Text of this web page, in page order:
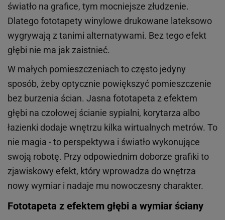
światło na grafice, tym mocniejsze złudzenie.
Dlatego fototapety winylowe drukowane lateksowo
wygrywają z tanimi alternatywami. Bez tego efekt
głębi nie ma jak zaistnieć.
W małych pomieszczeniach to często jedyny
sposób, żeby optycznie powiększyć pomieszczenie
bez burzenia ścian. Jasna fototapeta z efektem
głębi na czołowej ścianie sypialni, korytarza albo
łazienki dodaje wnętrzu kilka wirtualnych metrów. To
nie magia - to perspektywa i światło wykonujące
swoją robotę. Przy odpowiednim doborze grafiki to
zjawiskowy efekt, który wprowadza do wnętrza
nowy wymiar i nadaje mu nowoczesny charakter.
Fototapeta z efektem głębi a wymiar ściany